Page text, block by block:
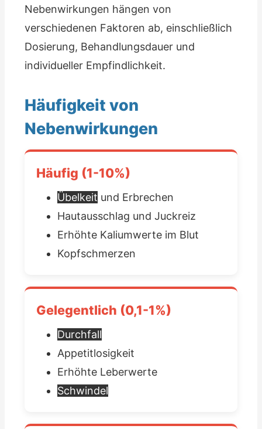
Nebenwirkungen hängen von
verschiedenen Faktoren ab, einschließlich
Dosierung, Behandlungsdauer und
individueller Empfindlichkeit.
Häufigkeit von
Nebenwirkungen
Häufig (1-10%)
Übelkeit und Erbrechen
Hautausschlag und Juckreiz
Erhöhte Kaliumwerte im Blut
Kopfschmerzen
Gelegentlich (0,1-1%)
Durchfall
Appetitlosigkeit
Erhöhte Leberwerte
Schwindel